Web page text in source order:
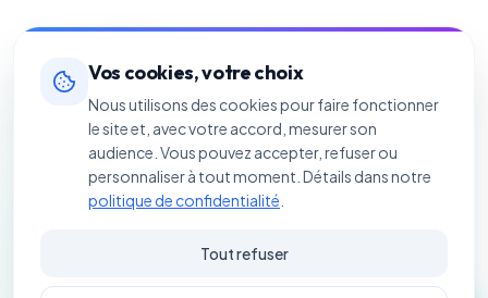
Vos cookies, votre choix
Nous utilisons des cookies pour faire fonctionner
le site et, avec votre accord, mesurer son
audience. Vous pouvez accepter, refuser ou
personnaliser à tout moment. Détails dans notre
politique de confidentialité
Tout refuser